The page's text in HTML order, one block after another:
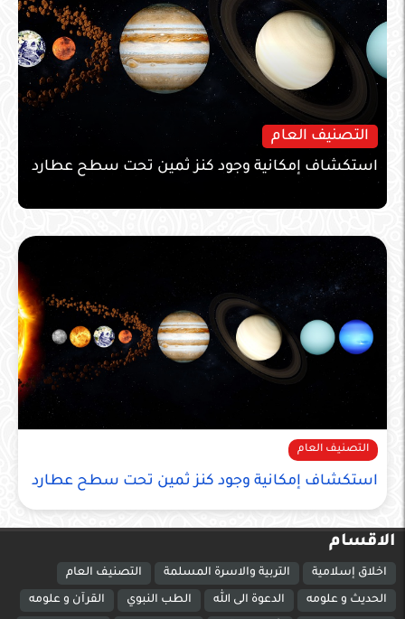
التصنيف العام
استكشاف إمكانية وجود كنز ثمين تحت سطح عطارد
التصنيف العام
استكشاف إمكانية وجود كنز ثمين تحت سطح عطارد
الاقسام
اخلاق إسلامية التربية والاسرة المسلمة التصنيف العام
الحديث و علومه الدعوة الى الله الطب النبوي القرآن و علومه